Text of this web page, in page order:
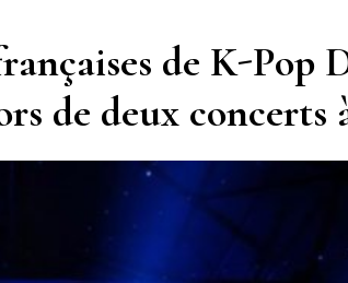
de K-Pop
de deux concerts